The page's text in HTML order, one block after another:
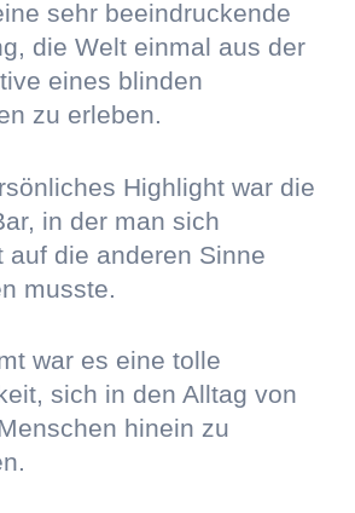
sehr beeindruckende
die Welt einmal aus der
eines blinden
zu erleben.
Highlight war die
in der man sich
auf die anderen Sinne
musste.
war es eine tolle
sich in den Alltag von
hinein zu